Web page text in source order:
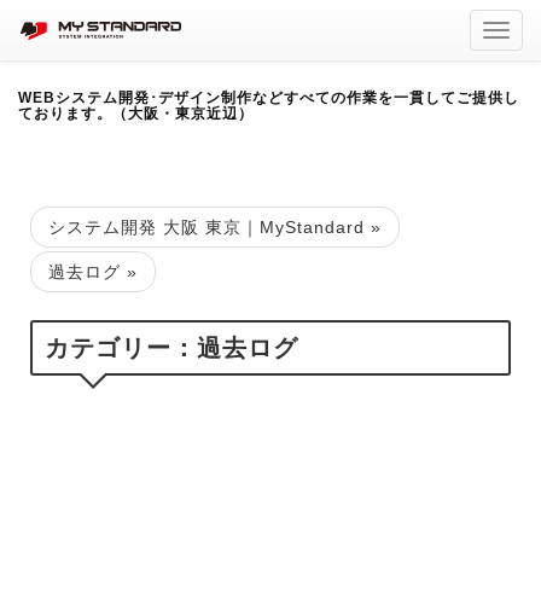
WEBシステム開発･デザイン制作などすべての作業を一貫してご提供し
ております。（大阪・東京近辺）
システム開発 大阪 東京｜MyStandard »
過去ログ »
カテゴリー：過去ログ